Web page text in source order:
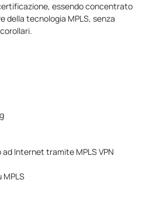
essendo concentrato
della tecnologia MPLS, senza
Internet tramite MPLS VPN
MPLS